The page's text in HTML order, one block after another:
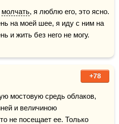
молчать, я люблю его, это ясно.
на моей шее, я иду с ним на
и жить без него не могу.
+78
мостовую средь облаков,
и величиною
не посещает ее. Только